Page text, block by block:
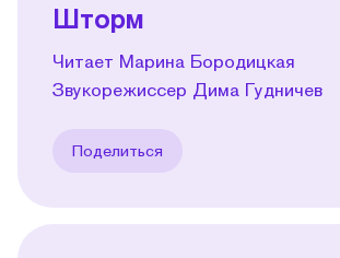
Шторм
Читает Марина Бородицкая
Звукорежиссер Дима Гудничев
Поделиться